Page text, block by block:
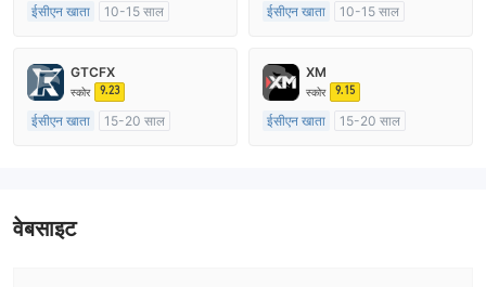
ईसीएन खाता
10-15 साल
मार्केट मेकिंग (एमएम)
मुख्य-लेबल MT4
ईसीएन खाता
10-15 साल
मार्केट मेकिंग (एमएम)
मुख्य-लेबल MT4
GTCFX
स्कोर 9.23
ईसीएन खाता
15-20 साल
XM
स्कोर 9.15
ईसीएन खाता
15-20 साल
वेबसाइट